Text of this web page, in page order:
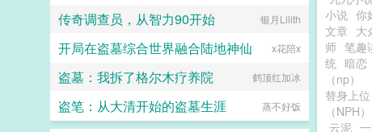
小说 你
文章 大
师 笔趣
统 暗恋
（np）
替身上位
（NPH）
云泥
传奇调查员，从智力90开始 银月Lilith
开局在盗墓综合世界融合陆地神仙 x花陪x
盗墓：我拆了格尔木疗养院 鹤顶红加冰
盗笔：从大清开始的盗墓生涯 蒸不好饭